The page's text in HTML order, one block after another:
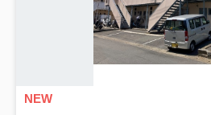
NEW